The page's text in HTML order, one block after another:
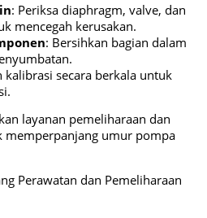
: Periksa diaphragm, valve, dan
mencegah kerusakan.
: Bersihkan bagian dalam
kalibrasi secara berkala untuk
layanan pemeliharaan dan
memperpanjang umur pompa
Perawatan dan Pemeliharaan